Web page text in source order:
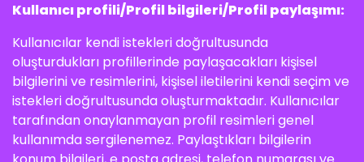
Kullanıcı profili/Profil bilgileri/Profil paylaşımı:
Kullanıcılar kendi istekleri doğrultusunda
oluşturdukları profillerinde paylaşacakları kişisel
bilgilerini ve resimlerini, kişisel iletilerini kendi seçim ve
istekleri doğrultusunda oluşturmaktadır. Kullanıcılar
tarafından onaylanmayan profil resimleri genel
kullanımda sergilenemez. Paylaştıkları bilgilerin